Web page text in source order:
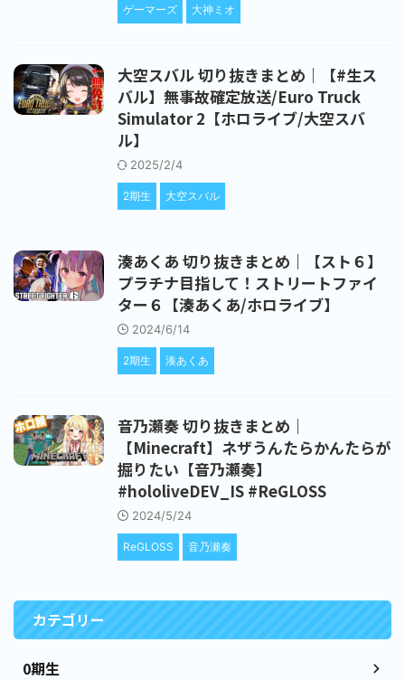
ゲーマーズ 大神ミオ
大空スバル 切り抜きまとめ｜【#生ス
バル】無事故確定放送/Euro Truck
Simulator 2【ホロライブ/大空スバ
ル】
2025/2/4
2期生 大空スバル
湊あくあ 切り抜きまとめ｜【スト６】
プラチナ目指して！ストリートファイ
ター６【湊あくあ/ホロライブ】
2024/6/14
2期生 湊あくあ
音乃瀬奏 切り抜きまとめ｜
【Minecraft】ネザうんたらかんたらが
掘りたい【音乃瀬奏】
#hololiveDEV_IS #ReGLOSS
2024/5/24
ReGLOSS 音乃瀬奏
カテゴリー
0期生